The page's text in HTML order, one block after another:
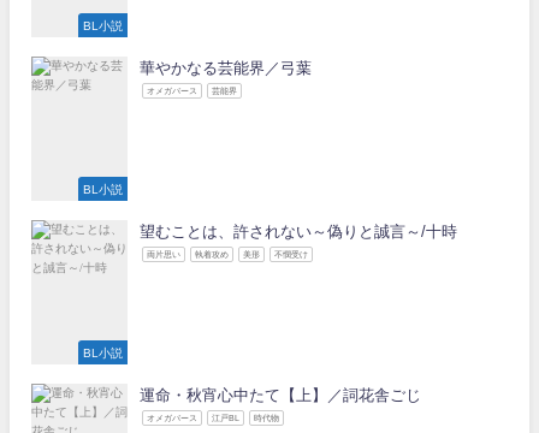
BL小説
BL小説
華やかなる芸能界／弓葉
オメガバース 芸能界
BL小説
望むことは、許されない～偽りと誠言～/十時
両片思い 執着攻め 美形 不憫受け
運命・秋宵心中たて【上】／詞花舎ごじ
オメガバース 江戸BL 時代物